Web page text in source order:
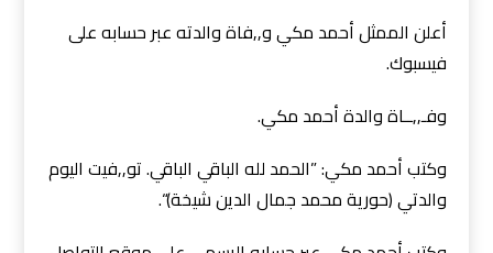
أعلن الممثل أحمد مكي و,,فاة والدته عبر حسابه على
فيسبوك.
وفـ,,ــاة والدة أحمد مكي.
وكتب أحمد مكي: ”الحمد لله الباقي الباقي. تو,,فيت اليوم
والدتي (حورية محمد جمال الدين شيخة)“.